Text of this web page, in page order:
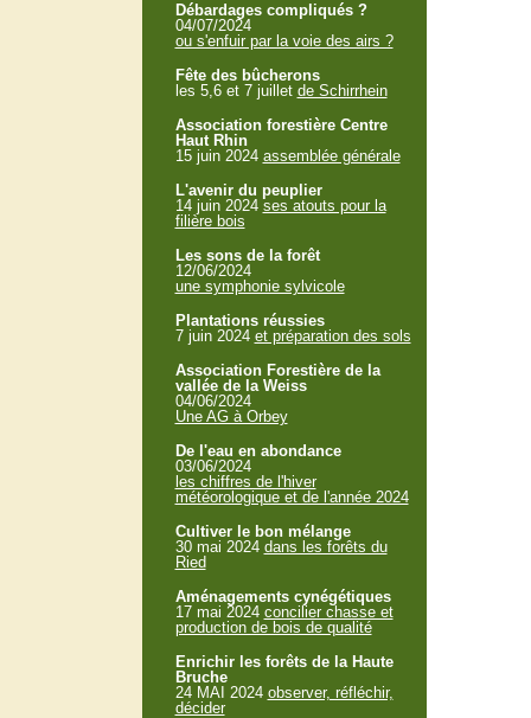
Débardages compliqués ?
04/07/2024
ou s'enfuir par la voie des airs ?
Fête des bûcherons
les 5,6 et 7 juillet de Schirrhein
Association forestière Centre
Haut Rhin
15 juin 2024 assemblée générale
L'avenir du peuplier
14 juin 2024 ses atouts pour la
filière bois
Les sons de la forêt
12/06/2024
une symphonie sylvicole
Plantations réussies
7 juin 2024 et préparation des sols
Association Forestière de la
vallée de la Weiss
04/06/2024
Une AG à Orbey
De l'eau en abondance
03/06/2024
les chiffres de l'hiver
météorologique et de l'année 2024
Cultiver le bon mélange
30 mai 2024 dans les forêts du
Ried
Aménagements cynégétiques
17 mai 2024 concilier chasse et
production de bois de qualité
Enrichir les forêts de la Haute
Bruche
24 MAI 2024 observer, réfléchir,
décider